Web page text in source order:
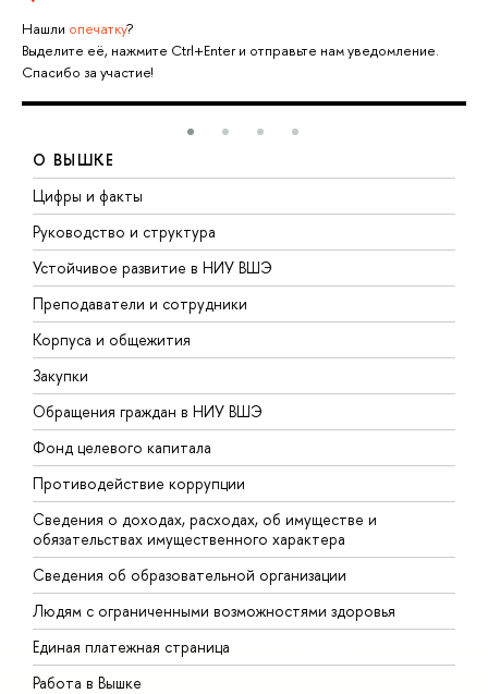
Нашли опечатку?
Выделите её, нажмите Ctrl+Enter и отправьте нам уведомление.
Спасибо за участие!
О ВЫШКЕ
Цифры и факты
Руководство и структура
Устойчивое развитие в НИУ ВШЭ
Преподаватели и сотрудники
Корпуса и общежития
Закупки
Обращения граждан в НИУ ВШЭ
Фонд целевого капитала
Противодействие коррупции
Сведения о доходах, расходах, об имуществе и
обязательствах имущественного характера
Сведения об образовательной организации
Людям с ограниченными возможностями здоровья
Единая платежная страница
Работа в Вышке